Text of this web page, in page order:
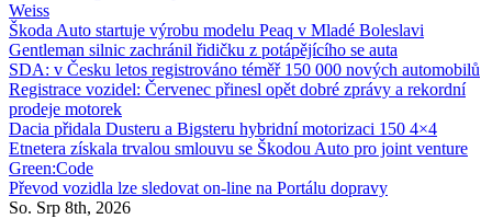
Weiss
Škoda Auto startuje výrobu modelu Peaq v Mladé Boleslavi
Gentleman silnic zachránil řidičku z potápějícího se auta
SDA: v Česku letos registrováno téměř 150 000 nových automobilů
Registrace vozidel: Červenec přinesl opět dobré zprávy a rekordní
prodeje motorek
Dacia přidala Dusteru a Bigsteru hybridní motorizaci 150 4×4
Etnetera získala trvalou smlouvu se Škodou Auto pro joint venture
Green:Code
Převod vozidla lze sledovat on-line na Portálu dopravy
So. Srp 8th, 2026